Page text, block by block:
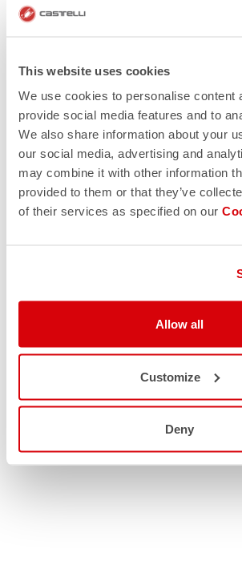
This website uses cookies
We use cookies to personalise content
provide social media features and to
We also share information about your
our social media, advertising and
may combine it with other information
provided to them or that they’ve
of their services as specified on our
Allow all
Customize
Deny